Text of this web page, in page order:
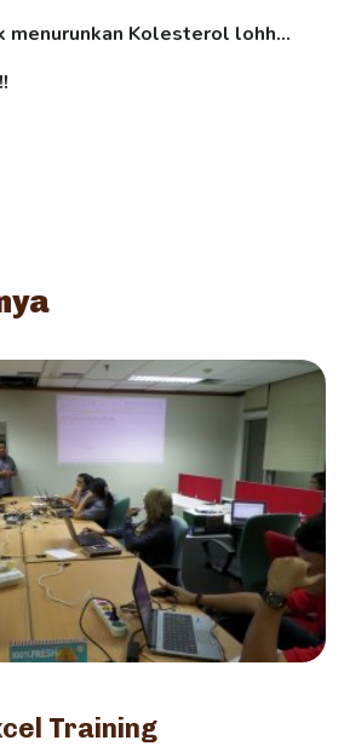
menurunkan Kolesterol lohh…
Training